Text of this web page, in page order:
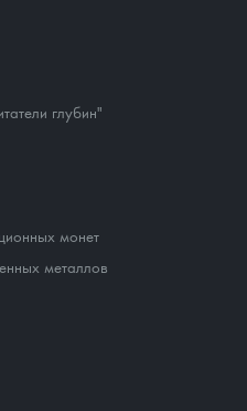
глубин"
монет
металлов